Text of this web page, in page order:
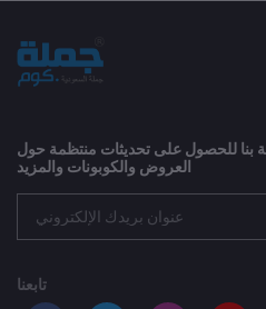
بنا للحصول على تحديثات منتظمة حول
العروض والكوبونات والمزيد
تابعنا